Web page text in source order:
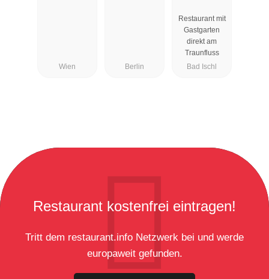
Wien Berlin
Zauner
Esplanade
Restaurant mit
Gastgarten
direkt am
Traunfluss
Bad Ischl
Restaurant kostenfrei eintragen!
Tritt dem restaurant.info Netzwerk bei und werde
europaweit gefunden.